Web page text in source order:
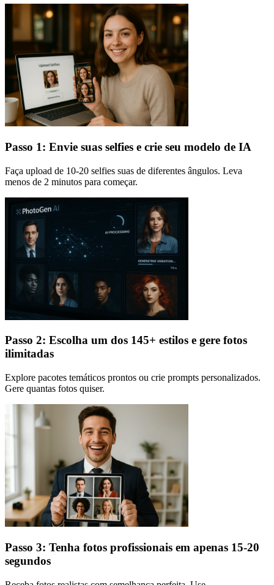
Passo 1: Envie suas selfies e crie seu modelo de IA
Faça upload de 10-20 selfies suas de diferentes ângulos. Leva
menos de 2 minutos para começar.
Passo 2: Escolha um dos 145+ estilos e gere fotos
ilimitadas
Explore pacotes temáticos prontos ou crie prompts personalizados.
Gere quantas fotos quiser.
Passo 3: Tenha fotos profissionais em apenas 15-20
segundos